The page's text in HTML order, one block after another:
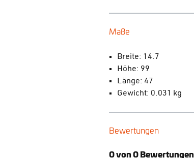
Maße
Breite: 14.7
Höhe: 99
Länge: 47
Gewicht: 0.031 kg
Bewertungen
0 von 0 Bewertungen